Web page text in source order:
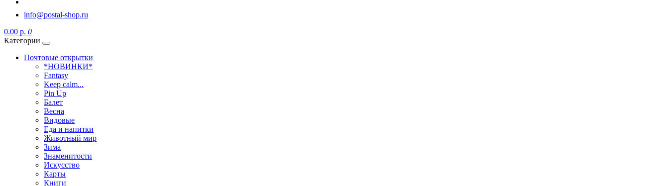
info@postal-shop.ru
0.00 р. 0
Категории
Почтовые открытки
*НОВИНКИ*
Fantasy
Keep calm...
Pin Up
Балет
Весна
Видовые
Еда и напитки
Животный мир
Зима
Знаменитости
Искусство
Карты
Книги